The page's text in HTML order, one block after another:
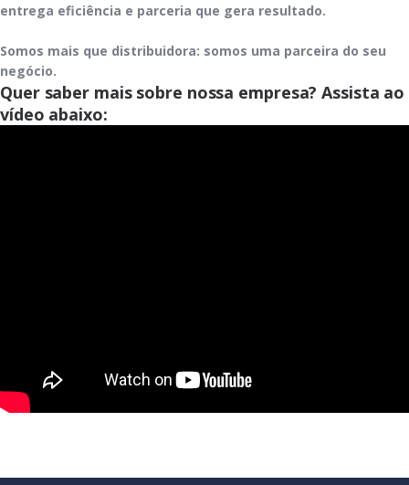
entrega eficiência e parceria que gera resultado.
Somos mais que distribuidora: somos uma parceira do seu
negócio.
Quer saber mais sobre nossa empresa? Assista ao
vídeo abaixo: